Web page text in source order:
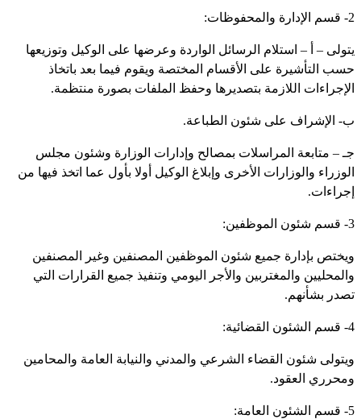
2- قسم الإدارة والمحفوظات:
يتولى – أ – استلام الرسائل الواردة وعرضها على الوكيل وتوزيعها
حسب التأشيرة على الأقسام المختصة ويقوم فيما بعد باتخاذ
الإجراءات اللازمة بتصديرها وحفظ الملفات بصورة منتظمة.
ب- الإشراف على شئون الطباعة.
جـ – متابعة المراسلات بمصالح وإدارات الوزارة وشئون مجلس
الوزراء والوزارات الأخرى وإبلاغ الوكيل أولا بأول عما اتخذ فيها من
إجراءات.
3- قسم شئون الموظفين:
ويختص بإدارة جميع شئون الموظفين المصنفين وغير المصنفين
والمحليين والمغتربين والأجر اليومي وتنفيذ جميع القرارات التي
تصدر بشأنهم.
4- قسم الشئون القضائية:
ويتولى شئون القضاء الشرعي والمدني والنيابة العامة والمحامين
ومحرري العقود.
5- قسم الشئون العامة: